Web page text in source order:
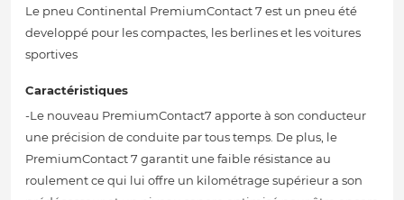
Le pneu Continental PremiumContact 7 est un pneu été
developpé pour les compactes, les berlines et les voitures
sportives
Caractéristiques
-Le nouveau PremiumContact7 apporte à son conducteur
une précision de conduite par tous temps. De plus, le
PremiumContact 7 garantit une faible résistance au
roulement ce qui lui offre un kilométrage supérieur a son